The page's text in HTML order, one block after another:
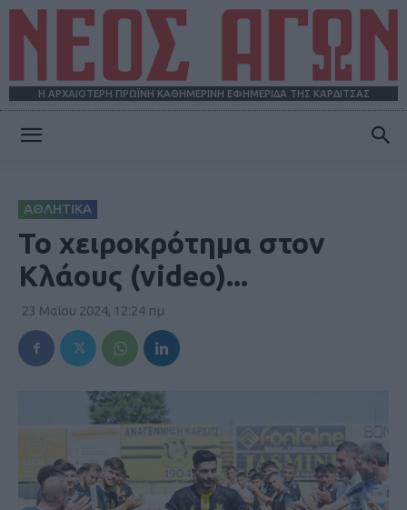
Η ΑΡΧΑΙΟΤΕΡΗ ΠΡΩΪΝΗ ΚΑΘΗΜΕΡΙΝΗ ΕΦΗΜΕΡΙΔΑ ΤΗΣ ΚΑΡΔΙΤΣΑΣ
ΑΘΛΗΤΙΚΑ
Το χειροκρότημα στον
Κλάους (video)...
23 Μαΐου 2024, 12:24 πμ